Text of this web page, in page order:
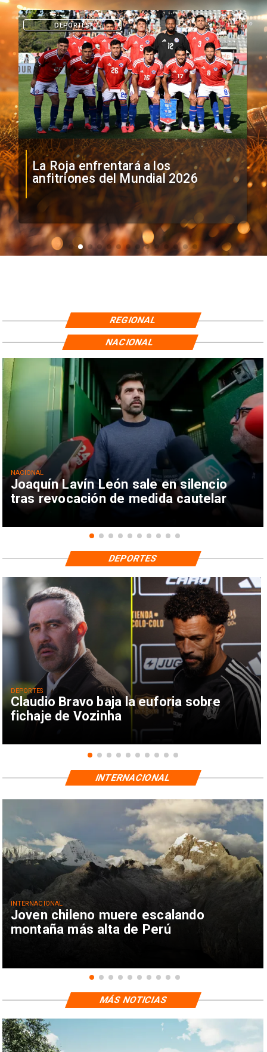
La Roja enfrentará a los
anfitriones del Mundial 2026
DEPORTES
REGIONAL
Joaquín Lavín León sale en silencio
tras revocación de medida cautelar
NACIONAL
NACIONAL
Claudio Bravo baja la euforia sobre
fichaje de Vozinha
DEPORTES
DEPORTES
Joven chileno muere escalando
montaña más alta de Perú
INTERNACIONAL
INTERNACIONAL
MÁS NOTICIAS